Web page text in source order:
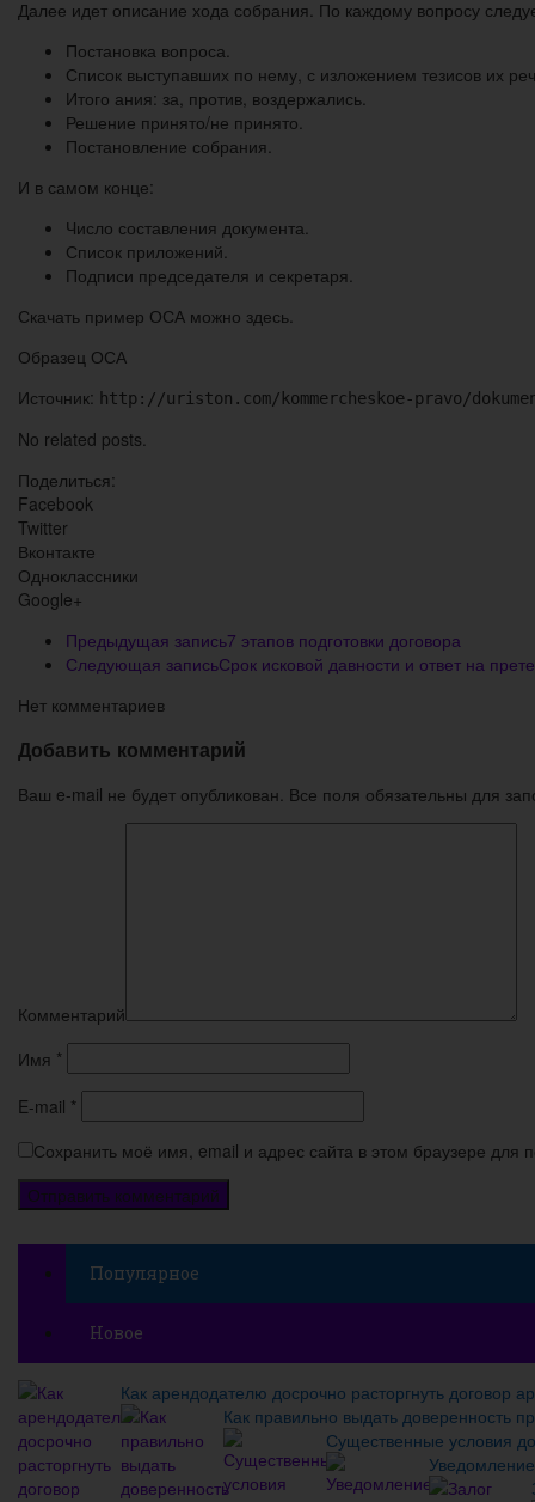
Далее идет описание хода собрания. По каждому вопросу
Постановка вопроса.
Список выступавших по нему, с изложением тезисов их
Итого ания: за, против, воздержались.
Решение принято/не принято.
Постановление собрания.
И в самом конце:
Число составления документа.
Список приложений.
Подписи председателя и секретаря.
Скачать пример ОСА можно здесь.
Образец ОСА
Источник: http://uriston.com/kommercheskoe-pravo/
No related posts.
Поделиться:
Facebook
Twitter
Вконтакте
Одноклассники
Google+
Предыдущая запись7 этапов подготовки договора
Следующая записьСрок исковой давности и ответ на
Нет комментариев
Добавить комментарий
Ваш e-mail не будет опубликован. Все поля обязательны для
Комментарий
Имя *
E-mail *
Сохранить моё имя, email и адрес сайта в этом браузере
Популярное
Новое
Как арендодателю досрочно расторгнуть договор
Как правильно выдать доверенность
Существенные условия